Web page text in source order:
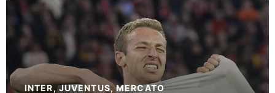
INTER,JUVENTUS,MERCATO